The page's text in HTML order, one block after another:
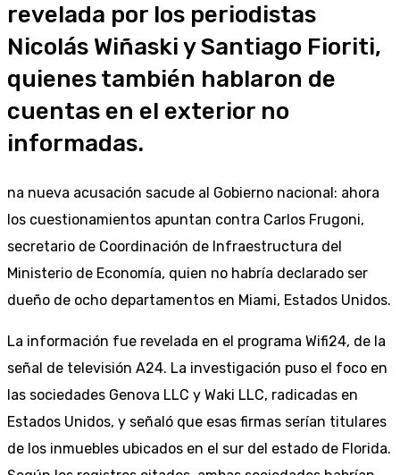
revelada por los periodistas
Nicolás Wiñaski y Santiago Fioriti,
quienes también hablaron de
cuentas en el exterior no
informadas.
na nueva acusación sacude al Gobierno nacional: ahora
los cuestionamientos apuntan contra Carlos Frugoni,
secretario de Coordinación de Infraestructura del
Ministerio de Economía, quien no habría declarado ser
dueño de ocho departamentos en Miami, Estados Unidos.
La información fue revelada en el programa Wifi24, de la
señal de televisión A24. La investigación puso el foco en
las sociedades Genova LLC y Waki LLC, radicadas en
Estados Unidos, y señaló que esas firmas serían titulares
de los inmuebles ubicados en el sur del estado de Florida.